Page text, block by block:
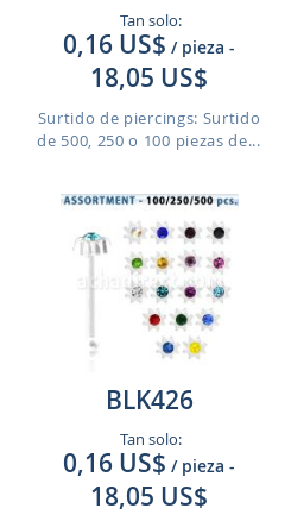
Tan solo:
0,16 US$ / pieza -
18,05 US$
Surtido de piercings: Surtido
de 500, 250 o 100 piezas de...
BLK426
Tan solo:
0,16 US$ / pieza -
18,05 US$